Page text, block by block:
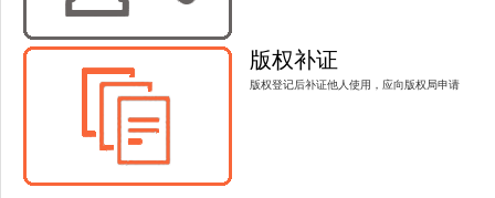
版权补证
版权登记后补证他人使用，应向版权局申请